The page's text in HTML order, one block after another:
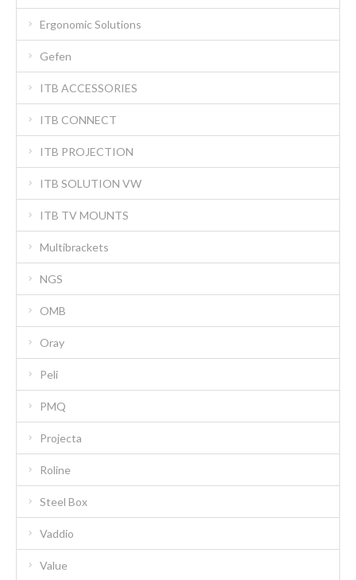
Ergonomic Solutions
Gefen
ITB ACCESSORIES
ITB CONNECT
ITB PROJECTION
ITB SOLUTION VW
ITB TV MOUNTS
Multibrackets
NGS
OMB
Oray
Peli
PMQ
Projecta
Roline
Steel Box
Vaddio
Value